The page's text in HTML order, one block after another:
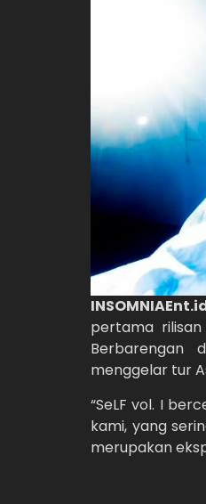
pertama
Berbarengan
menggelar tur
“SeLF vol. I
kami, yang
merupakan